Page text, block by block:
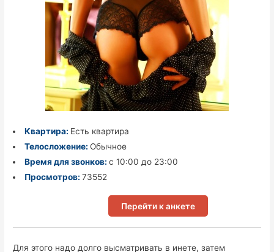
Квартира: Есть квартира
Телосложение: Обычное
Время для звонков: с 10:00 до 23:00
Просмотров: 73552
Перейти к анкете
Для этого надо долго высматривать в инете, затем